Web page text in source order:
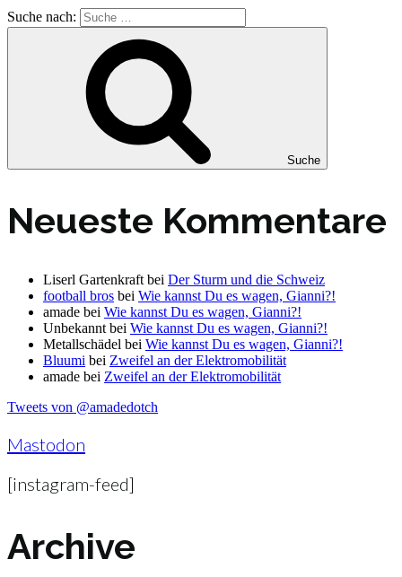
Suche nach:
Suche
Neueste Kommentare
Liserl Gartenkraft bei Der Sturm und die Schweiz
football bros bei Wie kannst Du es wagen, Gianni?!
amade bei Wie kannst Du es wagen, Gianni?!
Unbekannt bei Wie kannst Du es wagen, Gianni?!
Metallschädel bei Wie kannst Du es wagen, Gianni?!
Bluumi bei Zweifel an der Elektromobilität
amade bei Zweifel an der Elektromobilität
Tweets von @amadedotch
Mastodon
[instagram-feed]
Archive